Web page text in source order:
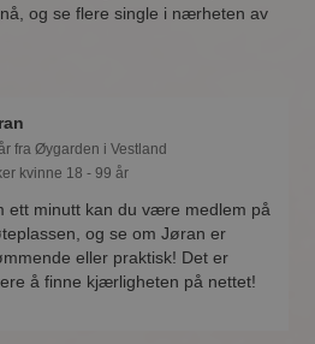
og se flere single i nærheten av
fra Øygarden i Vestland
kvinne 18 - 99 år
ett minutt kan du være medlem på
og se om Jøran er
eller praktisk! Det er
å finne kjærligheten på nettet!